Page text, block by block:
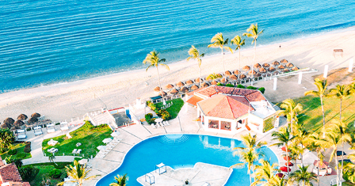
Paquete
Hotel
+
Avión
Restaurantes
Y
Bares
Actividades